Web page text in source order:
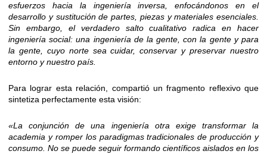
esfuerzos hacia la ingeniería inversa, enfocándonos en el
desarrollo y sustitución de partes, piezas y materiales esenciales.
Sin embargo, el verdadero salto cualitativo radica en hacer
ingeniería social: una ingeniería de la gente, con la gente y para
la gente, cuyo norte sea cuidar, conservar y preservar nuestro
entorno y nuestro país.
Para lograr esta relación, compartió un fragmento reflexivo que
sintetiza perfectamente esta visión:
«La conjunción de una ingeniería otra exige transformar la
academia y romper los paradigmas tradicionales de producción y
consumo. No se puede seguir formando científicos aislados en los